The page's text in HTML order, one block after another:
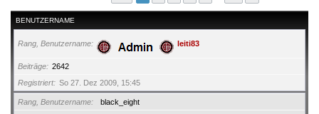
BENUTZERNAME
Rang, Benutzername leiti83
Beiträge
2642
Registriert
So 27. Dez 2009, 15:45
Rang, Benutzername
black_eight